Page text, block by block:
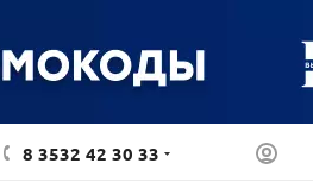
8 3532 42 30 33